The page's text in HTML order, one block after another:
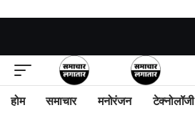
होम समाचार मनोरंजन टेक्नोलॉजी